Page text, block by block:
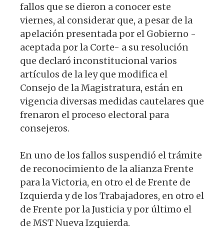
fallos que se dieron a conocer este
viernes, al considerar que, a pesar de la
apelación presentada por el Gobierno -
aceptada por la Corte- a su resolución
que declaró inconstitucional varios
artículos de la ley que modifica el
Consejo de la Magistratura, están en
vigencia diversas medidas cautelares que
frenaron el proceso electoral para
consejeros.
En uno de los fallos suspendió el trámite
de reconocimiento de la alianza Frente
para la Victoria, en otro el de Frente de
Izquierda y de los Trabajadores, en otro el
de Frente por la Justicia y por último el
de MST Nueva Izquierda.